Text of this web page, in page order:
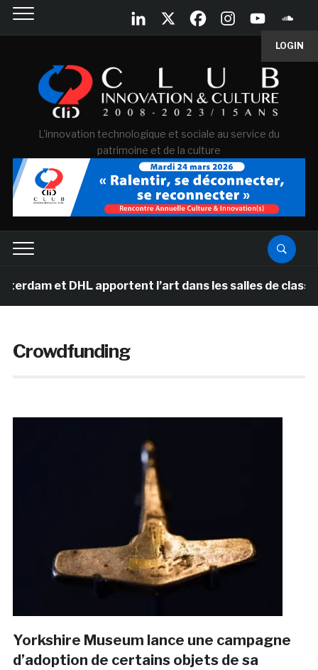
LOGIN
L'innovation technologique et sociale au service du
patrimoine et de la culture
DHL apportent l’art dans les salles de classe des
Crowdfunding
Yorkshire Museum lance une campagne
d’adoption de certains objets de sa